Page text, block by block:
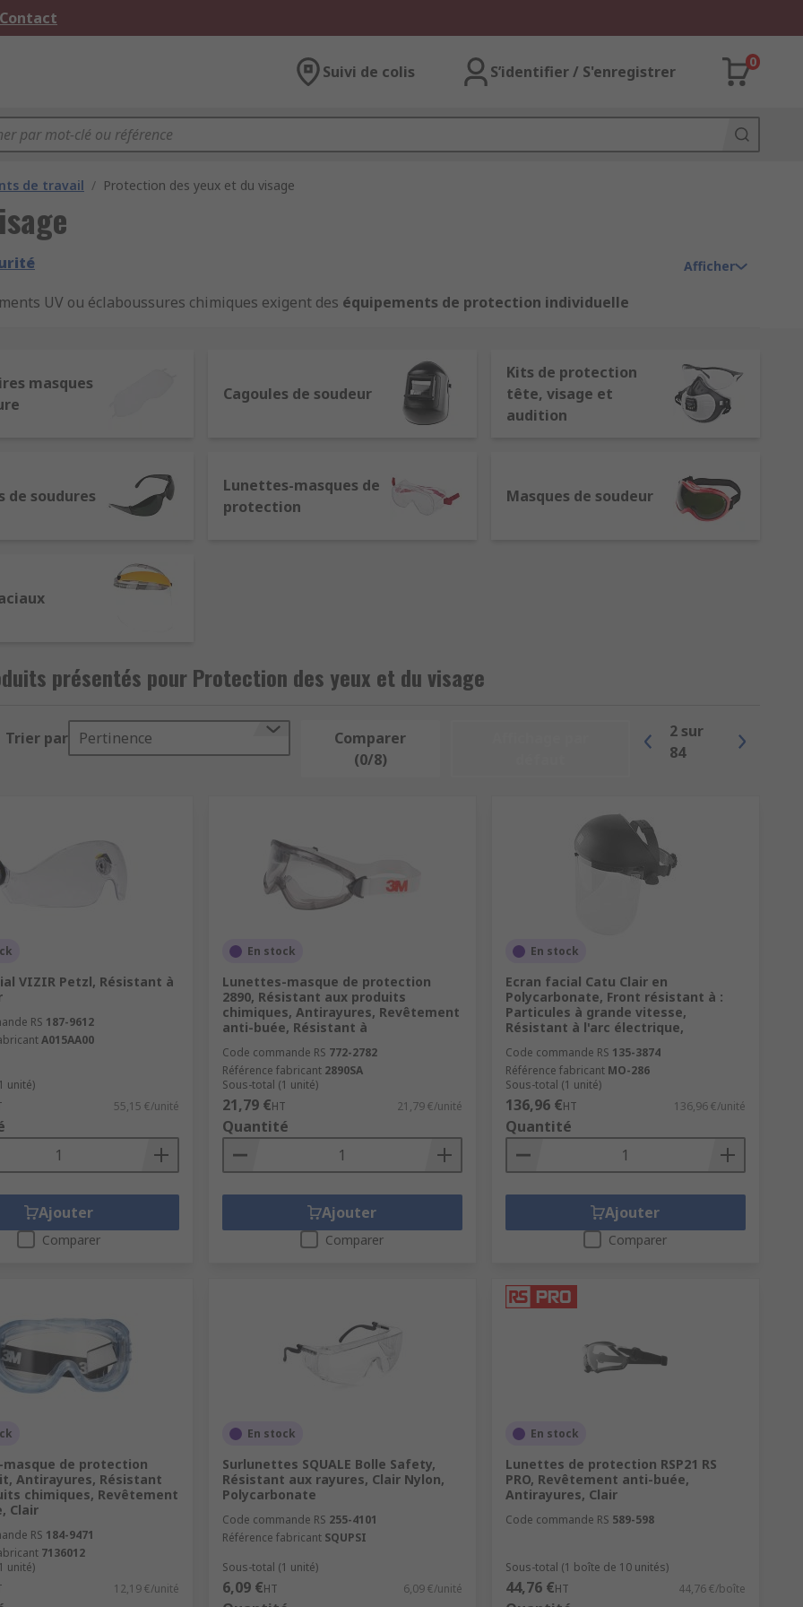
Suivi de colis S’identifier / S'enregistrer
0
de travail / Protection des yeux et du visage
UV ou éclaboussures chimiques exigent des équipements de protection individuelle
pour le soudage et la chaleur.
une sécurité complète.
UVEX,JSP,Delta Plus,Honeywell Safety
, garantissant confort, résistance et conformité
consultez nos articles dédiés à laprotection des yeux et à lanorme EN ISO 16321-1 pour les
Afficher
masques
Cagoules de soudeur
Kits de protection
tête, visage et
audition
de soudures
Lunettes-masques de
protection
Masques de soudeur
présentés pour Protection des yeux et du visage
Trier par Pertinence
Comparer
(0/8)
2 sur
84
VIZIR Petzl, Résistant à
RS 187-9612
A015AA00
unité)
55,15 €/unité
Ajouter
Comparer
En stock
Lunettes-masque de protection
2890, Résistant aux produits
chimiques, Antirayures, Revêtement
anti-buée, Résistant à
Code commande RS 772-2782
Référence fabricant 2890SA
Sous-total (1 unité)
21,79 €HT 21,79 €/unité
Quantité
Ajouter
Comparer
En stock
Ecran facial Catu Clair en
Polycarbonate, Front résistant à :
Particules à grande vitesse,
Résistant à l'arc électrique,
Code commande RS 135-3874
Référence fabricant MO-286
Sous-total (1 unité)
136,96 €HT 136,96 €/unité
Quantité
Ajouter
Comparer
de protection
Antirayures, Résistant
chimiques, Revêtement
Clair
RS 184-9471
7136012
unité)
12,19 €/unité
En stock
Surlunettes SQUALE Bolle Safety,
Résistant aux rayures, Clair Nylon,
Polycarbonate
Code commande RS 255-4101
Référence fabricant SQUPSI
Sous-total (1 unité)
6,09 €HT 6,09 €/unité
En stock
Lunettes de protection RSP21 RS
PRO, Revêtement anti-buée,
Antirayures, Clair
Code commande RS 589-598
Sous-total (1 boîte de 10 unités)
44,76 €HT 44,76 €/boîte